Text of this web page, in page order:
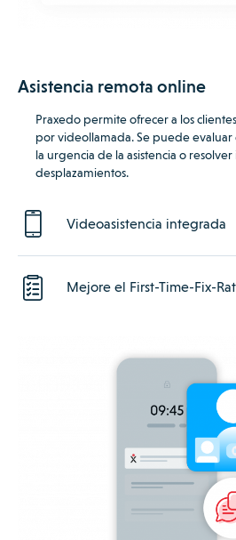
Asistencia remota online
Praxedo permite ofrecer a los
por videollamada.Se puede
la urgencia de la asistencia o resolver
desplazamientos.
Videoasistencia integrada
Mejore el First-Time-Fix-